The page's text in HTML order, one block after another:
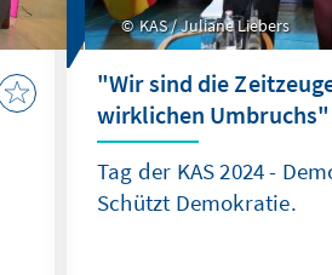
KAS / Juliane Liebers
"Wir sind die
wirklichen Umbruchs"
Tag der KAS 2024 -
Schützt Demokratie.